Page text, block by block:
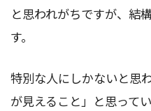
と思われがちですが、結
す。
特別な人にしかないと思
が見えること」と思って